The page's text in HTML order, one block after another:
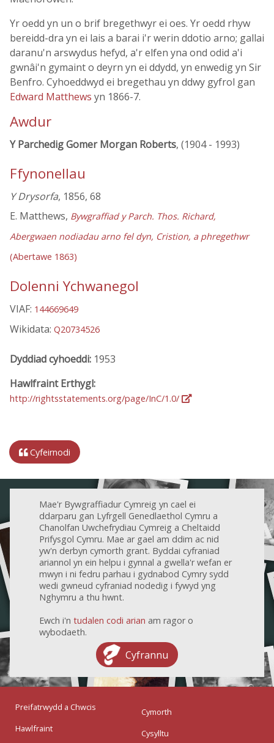
Yr oedd yn un o brif bregethwyr ei oes. Yr oedd rhyw
bereidd-dra yn ei lais a barai i'r werin ddotio arno; gallai
daranu'n arswydus hefyd, a'r elfen yna ond odid a'i
gwnâi'n gymaint o deyrn yn ei ddydd, yn enwedig yn Sir
Benfro. Cyhoeddwyd ei bregethau yn ddwy gyfrol gan
Edward Matthews yn 1866-7.
Awdur
Y Parchedig Gomer Morgan Roberts, (1904 - 1993)
Ffynonellau
Y Drysorfa, 1856, 68
E. Matthews, Bywgraffiad y Parch. Thos. Richard,
Abergwaen nodiadau arno fel dyn, Cristion, a phregethwr
(Abertawe 1863)
Dolenni Ychwanegol
VIAF: 144669649
Wikidata: Q20734526
Dyddiad cyhoeddi: 1953
Hawlfraint Erthygl:
http://rightsstatements.org/page/InC/1.0/
Cyfeirnodi
Mae'r Bywgraffiadur Cymreig yn cael ei
ddarparu gan Lyfrgell Genedlaethol Cymru a
Chanolfan Uwchefrydiau Cymreig a Cheltaidd
Prifysgol Cymru. Mae ar gael am ddim ac nid
yw'n derbyn cymorth grant. Byddai cyfraniad
ariannol yn ein helpu i gynnal a gwella'r wefan er
mwyn i ni fedru parhau i gydnabod Cymry sydd
wedi gwneud cyfraniad nodedig i fywyd yng
Nghymru a thu hwnt.
Ewch i'n tudalen codi arian am ragor o
wybodaeth.
Cyfrannu
Preifatrwydd a Chwcis
Hawlfraint
Cymorth
Cysylltu